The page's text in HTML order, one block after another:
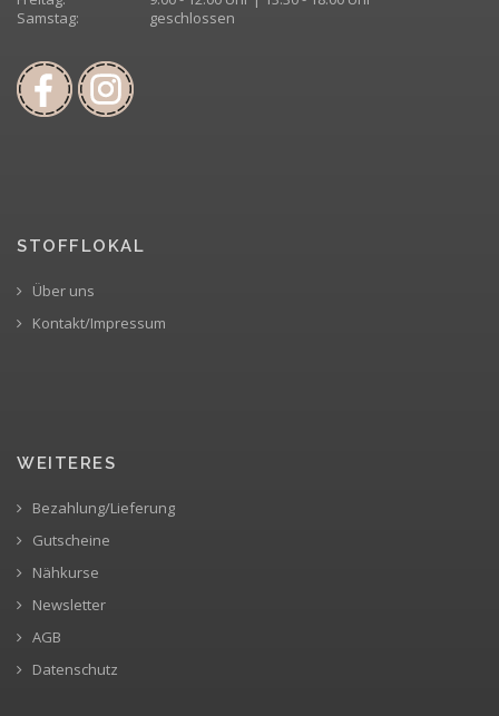
Samstag:
geschlossen
STOFFLOKAL
Über uns
Kontakt/Impressum
WEITERES
Bezahlung/Lieferung
Gutscheine
Nähkurse
Newsletter
AGB
Datenschutz